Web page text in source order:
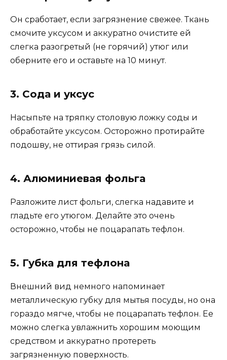
Он сработает, если загрязнение свежее. Ткань
смочите уксусом и аккуратно очистите ей
слегка разогретый (не горячий) утюг или
оберните его и оставьте на 10 минут.
3. Сода и уксус
Насыпьте на тряпку столовую ложку соды и
обработайте уксусом. Осторожно протирайте
подошву, не оттирая грязь силой.
4. Алюминиевая фольга
Разложите лист фольги, слегка надавите и
гладьте его утюгом. Делайте это очень
осторожно, чтобы не поцарапать тефлон.
5. Губка для тефлона
Внешний вид немного напоминает
металлическую губку для мытья посуды, но она
гораздо мягче, чтобы не поцарапать тефлон. Ее
можно слегка увлажнить хорошим моющим
средством и аккуратно протереть
загрязненную поверхность.